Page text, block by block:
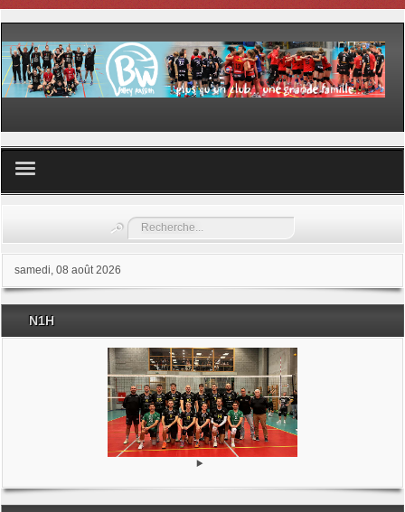
Les samedis du sport
Les stages
Documents
Rechercher
samedi, 08 août 2026
N1H